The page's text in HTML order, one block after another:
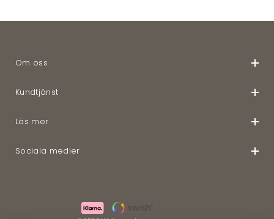
Om oss
Kundtjänst
Läs mer
Sociala medier